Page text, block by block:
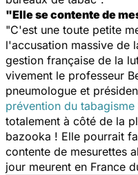
"Elle se contente de
"C'est une toute petite
l'accusation massive de
gestion française de la
vivement le professeur
pneumologue et
prévention du tabagisme
totalement à côté de la
bazooka ! Elle pourrait
contente de mesurettes
jour meurent en France